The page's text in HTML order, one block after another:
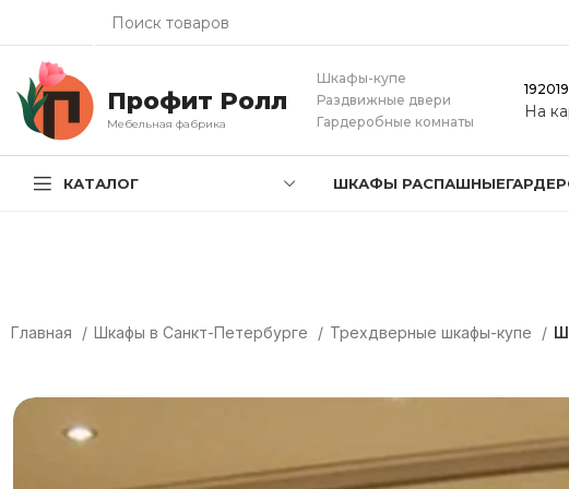
Профит Ролл
Мебельная фабрика
Шкафы-купе
Раздвижные двери
Гардеробные комнаты
На
КАТАЛОГ ШКАФЫ РАСПАШНЫЕ
Главная Шкафы в Санкт-Петербурге Трехдверные шкафы-купе